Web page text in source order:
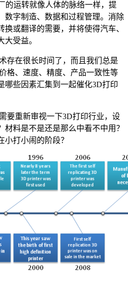
的运转就像人体的脉络一样，提
数字制造、数据和过程管理。消除
或翻译的需要，并将使得汽车、
受益。
存在很长时间了，而且我们总是
格、速度、精度、产品一致性等
哪些因素汇集到一起催化3D打印
要重新审视一下3D打印行业，设
料是不是还是那么中看不中用？
小打小闹的阶段？